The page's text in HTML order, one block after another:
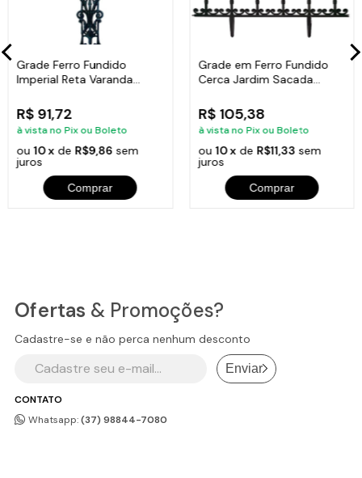
Grade Ferro Fundido
Imperial Reta Varanda
R$ 91,72
à vista no Pix ou Boleto
ou10 x de R$9,86 sem
juros
Comprar
Grade em Ferro Fundido
Cerca Jardim Sacada
R$ 105,38
à vista no Pix ou Boleto
ou 10 x de R$11,33 sem
juros
Comprar
CONTATO
Whatsapp:(37) 98844-7080
Ofertas & Promoções?
Cadastre-se e não perca nenhum desconto
Enviar